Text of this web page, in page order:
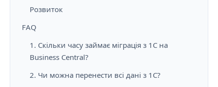
Розвиток
FAQ
1. Скільки часу займає міграція з 1С на
Business Central?
2. Чи можна перенести всі дані з 1С?